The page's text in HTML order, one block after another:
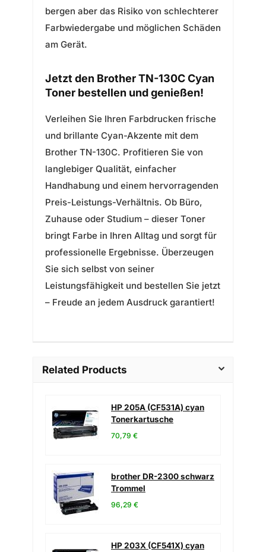
bergen aber das Risiko von schlechterer
Farbwiedergabe und möglichen Schäden
am Gerät.
Jetzt den Brother TN-130C Cyan
Toner bestellen und genießen!
Verleihen Sie Ihren Farbdrucken frische
und brillante Cyan-Akzente mit dem
Brother TN-130C. Profitieren Sie von
langlebiger Qualität, einfacher
Handhabung und einem hervorragenden
Preis-Leistungs-Verhältnis. Ob Büro,
Zuhause oder Studium – dieser Toner
bringt Farbe in Ihren Alltag und sorgt für
professionelle Ergebnisse. Überzeugen
Sie sich selbst von seiner
Leistungsfähigkeit und bestellen Sie jetzt
– Freude an jedem Ausdruck garantiert!
Related Products
HP 205A (CF531A) cyan
Tonerkartusche
70,79 €
brother DR-2300 schwarz
Trommel
96,29 €
HP 203X (CF541X) cyan